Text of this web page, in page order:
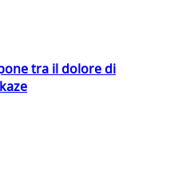
tra il dolore di